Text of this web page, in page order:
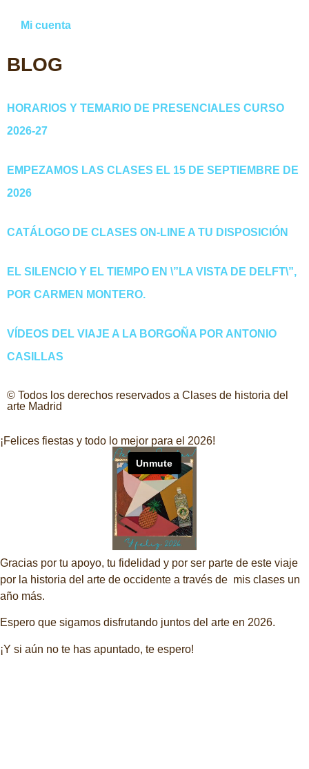
Mi cuenta
BLOG
HORARIOS Y TEMARIO DE PRESENCIALES CURSO
2026-27
EMPEZAMOS LAS CLASES EL 15 DE SEPTIEMBRE DE
2026
CATÁLOGO DE CLASES ON-LINE A TU DISPOSICIÓN
EL SILENCIO Y EL TIEMPO EN \”LA VISTA DE DELFT\”,
POR CARMEN MONTERO.
VÍDEOS DEL VIAJE A LA BORGOÑA POR ANTONIO
CASILLAS
© Todos los derechos reservados a Clases de historia del
arte Madrid
¡Felices fiestas y todo lo mejor para el 2026!
Gracias por tu apoyo, tu fidelidad y por ser parte de este viaje
por la historia del arte de occidente a través de mis clases un
año más.
Espero que sigamos disfrutando juntos del arte en 2026.
¡Y si aún no te has apuntado, te espero!